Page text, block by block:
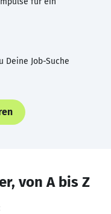
Deine Job-Suche
von A bis Z